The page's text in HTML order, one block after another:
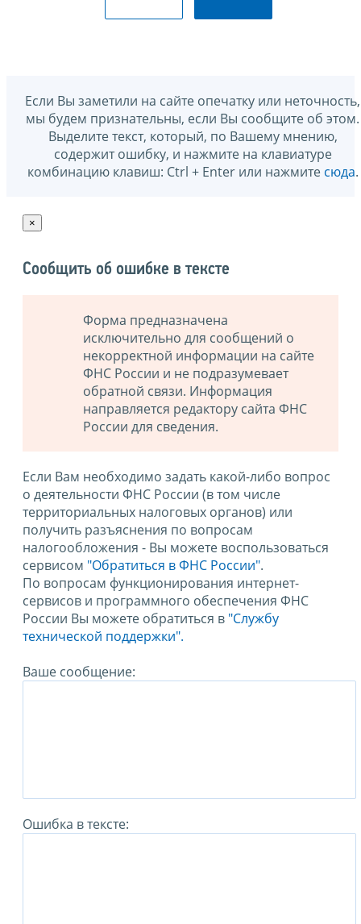
Если Вы заметили на сайте опечатку или неточность,
мы будем признательны, если Вы сообщите об этом.
Выделите текст, который, по Вашему мнению,
содержит ошибку, и нажмите на клавиатуре
комбинацию клавиш: Ctrl + Enter или нажмите сюда.
×
Сообщить об ошибке в тексте
Форма предназначена
исключительно для сообщений о
некорректной информации на сайте
ФНС России и не подразумевает
обратной связи. Информация
направляется редактору сайта ФНС
России для сведения.
Если Вам необходимо задать какой-либо вопрос
о деятельности ФНС России (в том числе
территориальных налоговых органов) или
получить разъяснения по вопросам
налогообложения - Вы можете воспользоваться
сервисом "Обратиться в ФНС России".
По вопросам функционирования интернет-
сервисов и программного обеспечения ФНС
России Вы можете обратиться в "Службу
технической поддержки".
Ваше сообщение:
Ошибка в тексте: